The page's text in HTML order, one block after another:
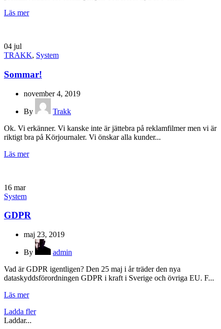
Läs mer
04 jul
TRAKK, System
Sommar!
november 4, 2019
By
Trakk
Ok. Vi erkänner. Vi kanske inte är jättebra på reklamfilmer men vi är
riktigt bra på Körjournaler. Vi önskar alla kunder...
Läs mer
16 mar
System
GDPR
maj 23, 2019
By
admin
Vad är GDPR igentligen? Den 25 maj i år träder den nya
dataskyddsförordningen GDPR i kraft i Sverige och övriga EU. F...
Läs mer
Ladda fler
Laddar...